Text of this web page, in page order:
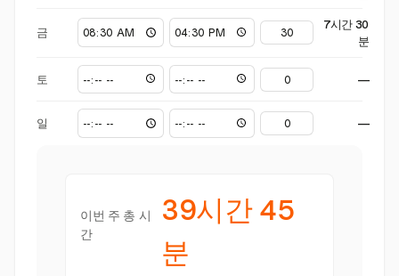
금
7시간 30
분
토 —
일 —
이번 주 총 시
간
39시간 45
분